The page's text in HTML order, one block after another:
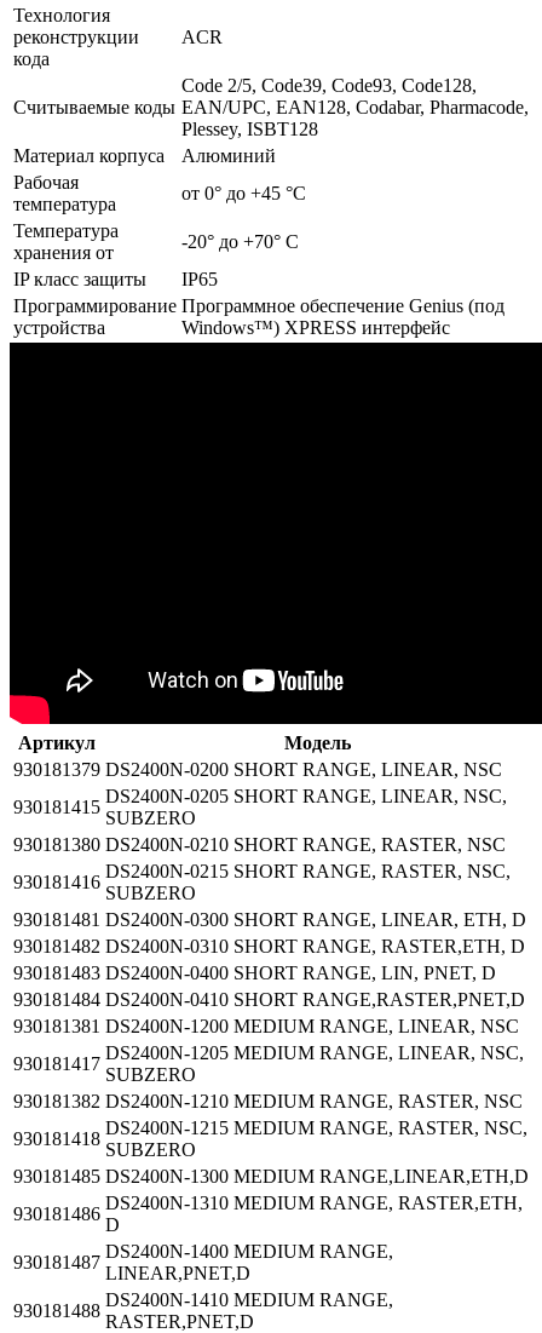
Технология
реконструкции
кода
ACR
Считываемые коды
Code 2/5, Code39, Code93, Code128,
EAN/UPC, EAN128, Codabar, Pharmacode,
Plessey, ISBT128
Материал корпуса
Алюминий
Рабочая
температура
от 0° до +45 °C
Температура
хранения от
-20° до +70° C
IP класс защиты
IP65
Программирование
устройства
Программное обеспечение Genius (под
Windows™) XPRESS интерфейс
Артикул
Модель
930181379 DS2400N-0200 SHORT RANGE, LINEAR, NSC
930181415
DS2400N-0205 SHORT RANGE, LINEAR, NSC,
SUBZERO
930181380 DS2400N-0210 SHORT RANGE, RASTER, NSC
930181416
DS2400N-0215 SHORT RANGE, RASTER, NSC,
SUBZERO
930181481 DS2400N-0300 SHORT RANGE, LINEAR, ETH, D
930181482 DS2400N-0310 SHORT RANGE, RASTER,ETH, D
930181483 DS2400N-0400 SHORT RANGE, LIN, PNET, D
930181484 DS2400N-0410 SHORT RANGE,RASTER,PNET,D
930181381 DS2400N-1200 MEDIUM RANGE, LINEAR, NSC
930181417
DS2400N-1205 MEDIUM RANGE, LINEAR, NSC,
SUBZERO
930181382 DS2400N-1210 MEDIUM RANGE, RASTER, NSC
930181418
DS2400N-1215 MEDIUM RANGE, RASTER, NSC,
SUBZERO
930181485 DS2400N-1300 MEDIUM RANGE,LINEAR,ETH,D
930181486
DS2400N-1310 MEDIUM RANGE, RASTER,ETH,
D
930181487
DS2400N-1400 MEDIUM RANGE,
LINEAR,PNET,D
930181488
DS2400N-1410 MEDIUM RANGE,
RASTER,PNET,D